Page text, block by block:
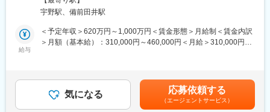
できます。
変更の範囲：会社の定める業務
・調達先の選定（新規調達先の開拓含む）
・見積り取得、価格交渉、納期調整までの調達業務全般
・出張について：3ヶ月に1回程度国内・アジア圏（韓国・中国
等）
です。世界の物流を支える責任ある仕事で、困難を乗り越える達
成感と専門性の成長を実感できます
◎組織は若手中心で風通しが良く、相談や情報共有がしやすい職
宇野駅、備前田井駅
給与
＜予定年収＞620万円～1,000万円＜賃金形態＞月給制＜賃金内訳
＞月額（基本給）：310,000円～460,000円＜月給＞310,000円～
更になる場合もございます。■新卒入社モデル年収(大卒)：27歳
(入社5年目) 650万円 / 32歳(入社10年目) 870万円賃金はあくま
でも目安の金額であり、選考を通じて上下する可能性がありま
気になる 応募依頼する
（エージェントサービス）